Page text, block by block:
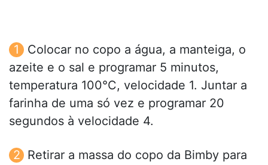
Colocar no copo a água, a manteiga, o
azeite e o sal e programar 5 minutos,
temperatura 100°C, velocidade 1. Juntar a
farinha de uma só vez e programar 20
segundos à velocidade 4.
Retirar a massa do copo da Bimby para